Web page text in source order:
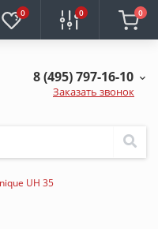
0 0 0
8 (495) 797-16-10
Заказать звонок
UH 35